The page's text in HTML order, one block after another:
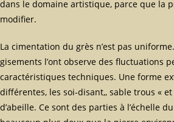
dans le domaine artistique, parce que la
modifier.
La cimentation du grès n’est pas
gisements l’ont observe des fluctuations
caractéristiques techniques. Une forme
différentes, les soi-disant,, sable trous «
d’abeille. Ce sont des parties à l’échelle